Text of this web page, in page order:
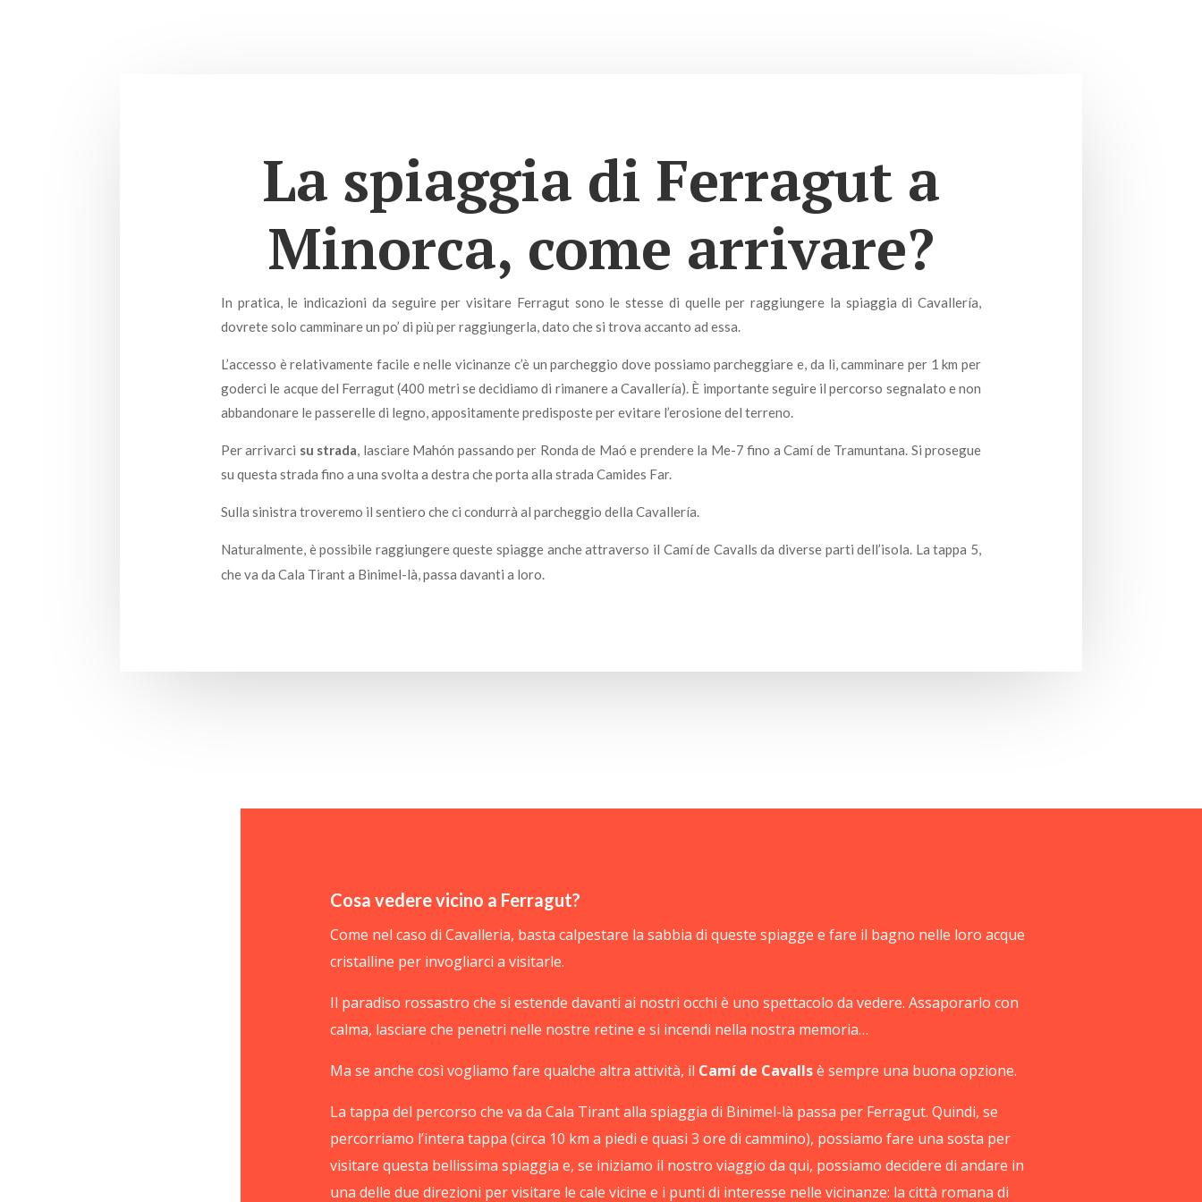
La spiaggia di Ferragut a
Minorca, come arrivare?
In pratica, le indicazioni da seguire per visitare Ferragut sono le stesse di quelle per raggiungere la spiaggia di Cavallería,
dovrete solo camminare un po’ di più per raggiungerla, dato che si trova accanto ad essa.
L’accesso è relativamente facile e nelle vicinanze c’è un parcheggio dove possiamo parcheggiare e, da lì, camminare per 1 km per
goderci le acque del Ferragut (400 metri se decidiamo di rimanere a Cavallería). È importante seguire il percorso segnalato e non
abbandonare le passerelle di legno, appositamente predisposte per evitare l’erosione del terreno.
Per arrivarci su strada, lasciare Mahón passando per Ronda de Maó e prendere la Me-7 fino a Camí de Tramuntana. Si prosegue
su questa strada fino a una svolta a destra che porta alla strada Camides Far.
Sulla sinistra troveremo il sentiero che ci condurrà al parcheggio della Cavallería.
Naturalmente, è possibile raggiungere queste spiagge anche attraverso il Camí de Cavalls da diverse parti dell’isola. La tappa 5,
che va da Cala Tirant a Binimel-là, passa davanti a loro.
Cosa vedere vicino a Ferragut?
Come nel caso di Cavalleria, basta calpestare la sabbia di queste spiagge e fare il bagno nelle loro acque
cristalline per invogliarci a visitarle.
Il paradiso rossastro che si estende davanti ai nostri occhi è uno spettacolo da vedere. Assaporarlo con
calma, lasciare che penetri nelle nostre retine e si incendi nella nostra memoria…
Ma se anche così vogliamo fare qualche altra attività, il Camí de Cavallsè sempre una buona opzione.
La tappa del percorso che va da Cala Tirant alla spiaggia di Binimel-là passa per Ferragut. Quindi, se
percorriamo l’intera tappa (circa 10 km a piedi e quasi 3 ore di cammino), possiamo fare una sosta per
visitare questa bellissima spiaggia e, se iniziamo il nostro viaggio da qui, possiamo decidere di andare in
una delle due direzioni per visitare le cale vicine e i punti di interesse nelle vicinanze: la città romana di